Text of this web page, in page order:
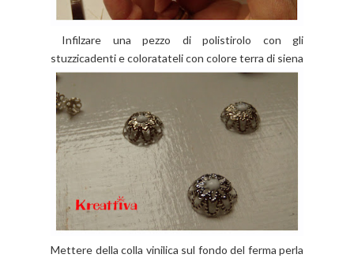
Infilzare una pezzo di polistirolo con gli
stuzzicadenti e coloratateli con colore terra di siena
Mettere della colla vinilica sul fondo del ferma perla